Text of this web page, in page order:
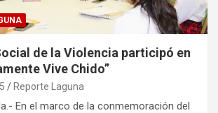
de la Violencia participó en
Vive Chido”
Reporte Laguna
En el marco de la conmemoración del